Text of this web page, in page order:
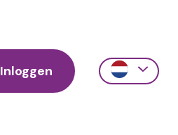
Inloggen
Action